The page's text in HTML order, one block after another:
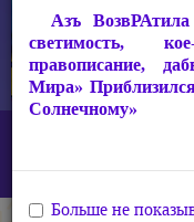
СакРАльная
Пред Изполнением
Азъ
светимость,
правописание,
Мира»
Солнечному»
Больше не